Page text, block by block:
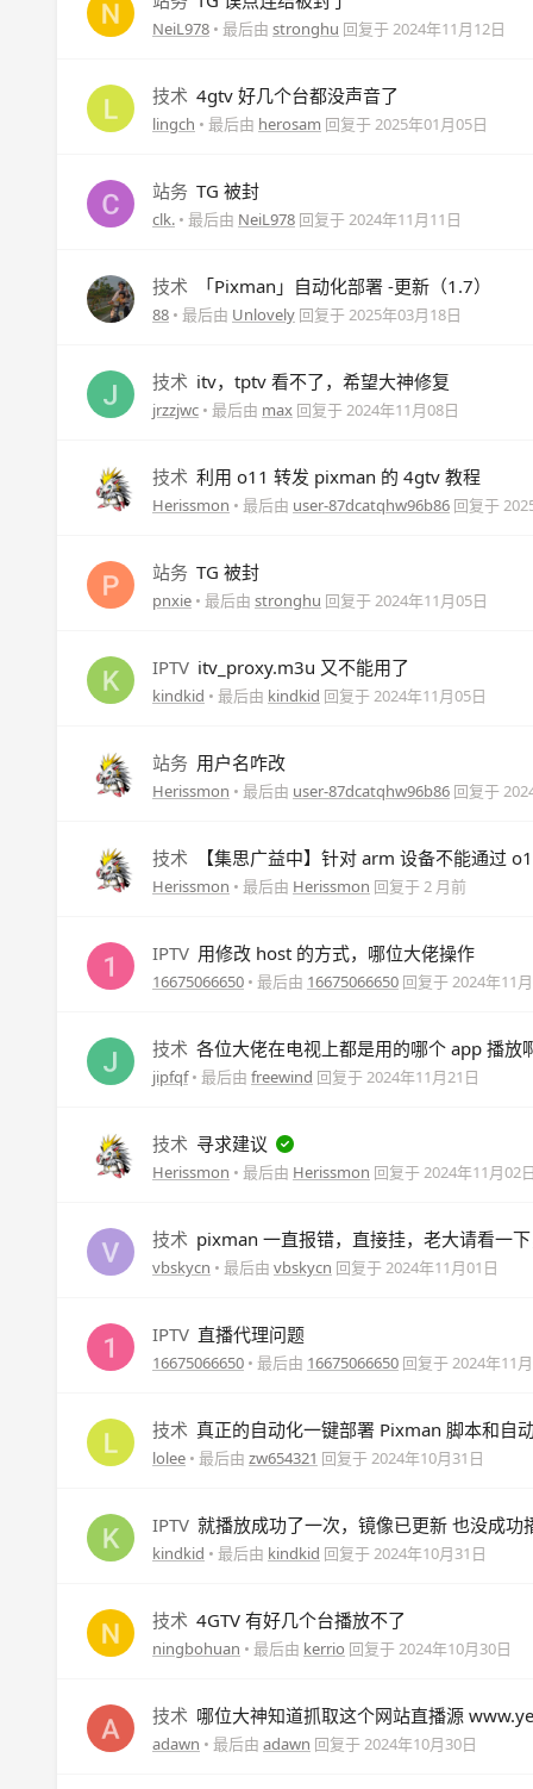
NeiL978 • 最后由 stronghu 回复于2024年11月12日
技术 4gtv 好几个台都没声音了
lingch • 最后由 herosam 回复于2025年01月05日
站务 TG 被封
clk. • 最后由 NeiL978 回复于2024年11月11日
技术 「Pixman」自动化部署 -更新（1.7）
88 • 最后由 Unlovely 回复于2025年03月18日
技术 itv，tptv 看不了，希望大神修复
jrzzjwc • 最后由 max 回复于2024年11月08日
技术 利用 o11 转发 pixman 的 4gtv 教程
Herissmon • 最后由 user-87dcatqhw96b86 回复于
站务 TG 被封
pnxie • 最后由 stronghu 回复于2024年11月05日
IPTV itv_proxy.m3u 又不能用了
kindkid • 最后由 kindkid 回复于2024年11月05日
站务 用户名咋改
Herissmon • 最后由 user-87dcatqhw96b86 回复于
技术 【集思广益中】针对 arm 设备不能通过
Herissmon • 最后由 Herissmon 回复于2 月前
IPTV 用修改 host 的方式，哪位大佬操作
16675066650 • 最后由 16675066650 回复于2024年11
技术 各位大佬在电视上都是用的哪个 app 播放
jipfqf • 最后由 freewind 回复于2024年11月21日
技术 寻求建议
Herissmon • 最后由 Herissmon 回复于2024年11月02日
技术 pixman 一直报错，直接挂，老大请看一下
vbskycn • 最后由 vbskycn 回复于2024年11月01日
IPTV 直播代理问题
16675066650 • 最后由 16675066650 回复于2024年11
技术 真正的自动化一键部署 Pixman 脚本和自
lolee • 最后由 zw654321 回复于2024年10月31日
IPTV 就播放成功了一次，镜像已更新 也没成功
kindkid • 最后由 kindkid 回复于2024年10月31日
技术 4GTV 有好几个台播放不了
ningbohuan • 最后由 kerrio 回复于2024年10月30日
技术 哪位大神知道抓取这个网站直播源
adawn • 最后由 adawn 回复于2024年10月30日